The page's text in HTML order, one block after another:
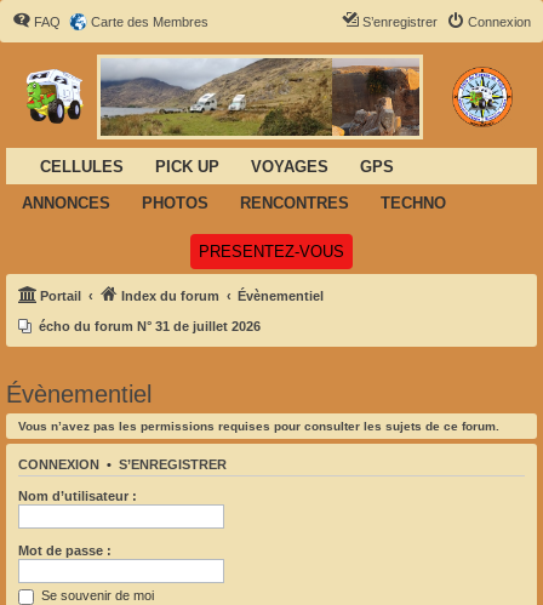
FAQ Carte des Membres Connexion
S’enregistrer
CELLULES PICK UP VOYAGES
GPS
ANNONCES
PHOTOS RENCONTRES TECHNO
PRESENTEZ-VOUS
Portail Index du forum Évènementiel
écho du forum N° 31 de juillet 2026
Évènementiel
Vous n’avez pas les permissions requises pour consulter les sujets de ce forum.
CONNEXION • S’ENREGISTRER
Nom d’utilisateur :
Mot de passe :
Se souvenir de moi